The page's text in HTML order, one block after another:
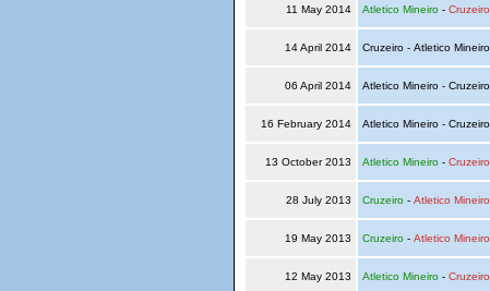
11 May 2014 Atletico Mineiro- Cruzeiro
14 April 2014 Cruzeiro - Atletico Mineiro
06 April 2014 Atletico Mineiro - Cruzeiro
16 February 2014 Atletico Mineiro - Cruzeiro
13 October 2013 Atletico Mineiro- Cruzeiro
28 July 2013 Cruzeiro- Atletico Mineiro
19 May 2013 Cruzeiro- Atletico Mineiro
12 May 2013 Atletico Mineiro- Cruzeiro